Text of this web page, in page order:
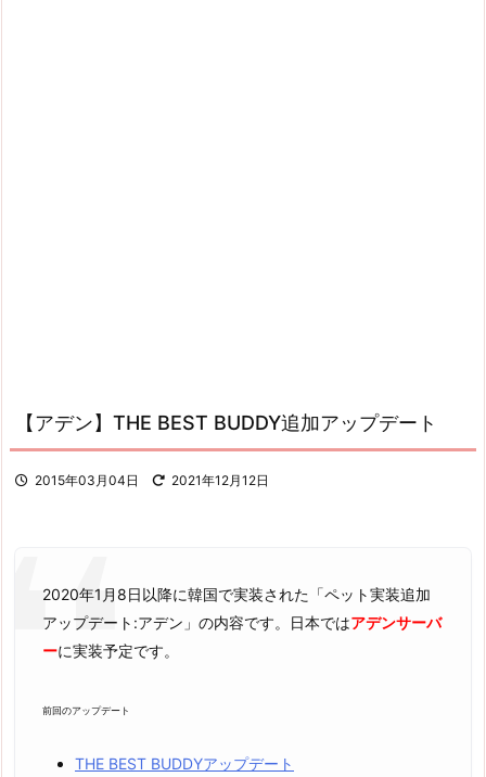
【アデン】THE BEST BUDDY追加アップデート
2015年03月04日 2021年12月12日
2020年1月8日以降に韓国で実装された「ペット実装追加
アップデート:アデン」の内容です。日本ではアデンサーバ
ーに実装予定です。
前回のアップデート
THE BEST BUDDYアップデート